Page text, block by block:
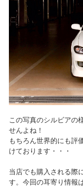
この写真のシルビアの
せんよね！
もちろん世界的にも評
けております・・・
当店でも購入される際
す。今回の耳寄り情報